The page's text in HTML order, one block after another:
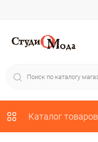
Каталог товаров